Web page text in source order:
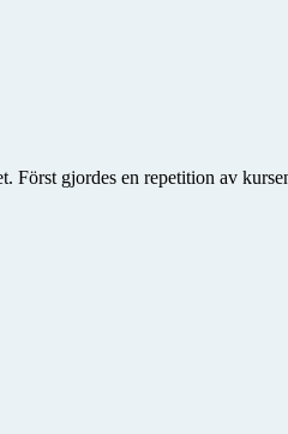
gjordes en repetition av